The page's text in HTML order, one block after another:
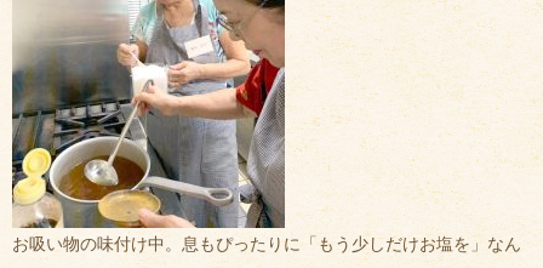
お吸い物の味付け中。息もぴったりに「もう少しだけお塩を」なん